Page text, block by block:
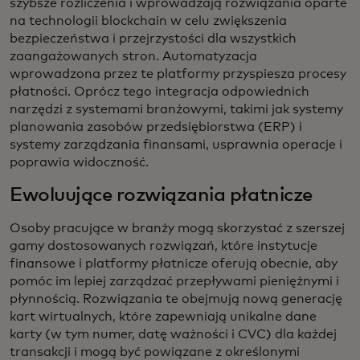
szybsze rozliczenia i wprowadzają rozwiązania oparte
na technologii blockchain w celu zwiększenia
bezpieczeństwa i przejrzystości dla wszystkich
zaangażowanych stron. Automatyzacja
wprowadzona przez te platformy przyspiesza procesy
płatności. Oprócz tego integracja odpowiednich
narzędzi z systemami branżowymi, takimi jak systemy
planowania zasobów przedsiębiorstwa (ERP) i
systemy zarządzania finansami, usprawnia operacje i
poprawia widoczność.
Ewoluujące rozwiązania płatnicze
Osoby pracujące w branży mogą skorzystać z szerszej
gamy dostosowanych rozwiązań, które instytucje
finansowe i platformy płatnicze oferują obecnie, aby
pomóc im lepiej zarządzać przepływami pieniężnymi i
płynnością. Rozwiązania te obejmują nową generację
kart wirtualnych, które zapewniają unikalne dane
karty (w tym numer, datę ważności i CVC) dla każdej
transakcji i mogą być powiązane z określonymi